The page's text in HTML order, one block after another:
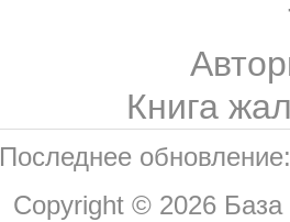
Книга
Последнее
Copyright © 2026 База